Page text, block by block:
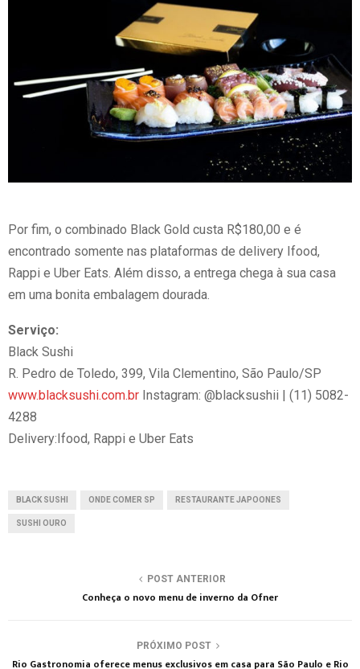
Por fim, o combinado Black Gold custa R$180,00 e é
encontrado somente nas plataformas de delivery Ifood,
Rappi e Uber Eats. Além disso, a entrega chega à sua casa
em uma bonita embalagem dourada.
Serviço:
Black Sushi
R. Pedro de Toledo, 399, Vila Clementino, São Paulo/SP
www.blacksushi.com.br Instagram: @blacksushii | (11) 5082-
4288
Delivery:Ifood, Rappi e Uber Eats
BLACK SUSHI ONDE COMER SP RESTAURANTE JAPOONES
SUSHI OURO
POST ANTERIOR
Conheça o novo menu de inverno da Ofner
PRÓXIMO POST
Rio Gastronomia oferece menus exclusivos em casa para São Paulo e Rio